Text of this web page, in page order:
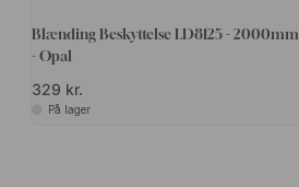
Blænding Beskyttelse LD8125 - 2000mm
- Opal
329 kr.
På lager